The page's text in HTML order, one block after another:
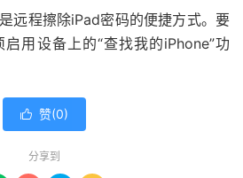
远程擦除iPad密码的便捷方式。要
用设备上的“查找我的iPhone”功
 赞(0)
分享到